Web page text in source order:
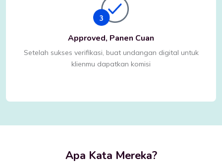
Approved, Panen Cuan
Setelah sukses verifikasi, buat undangan digital untuk
klienmu dapatkan komisi
Apa Kata Mereka?